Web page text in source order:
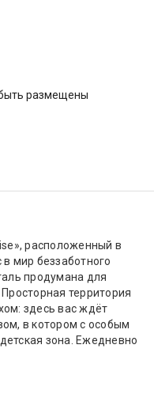
размещены
расположенный в
мир беззаботного
продумана для
территория
здесь вас ждёт
в котором с особым
зона. Ежедневно